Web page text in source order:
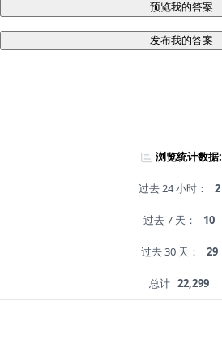
预览我的答案
发布我的答案
浏览统计数据:
过去 24 小时： 2
过去 7 天： 10
过去 30 天： 29
总计 22,299